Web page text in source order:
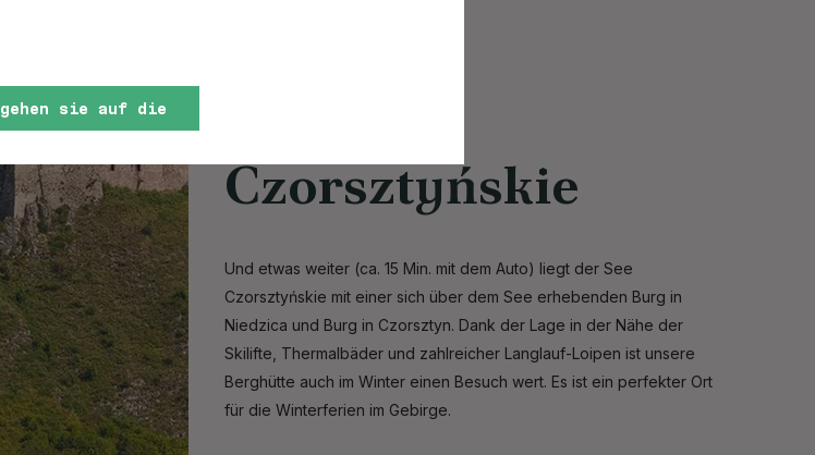
Czorsztyńskie
Und etwas weiter (ca. 15 Min. mit dem Auto) liegt der See
Czorsztyńskie mit einer sich über dem See erhebenden Burg in
Niedzica und Burg in Czorsztyn. Dank der Lage in der Nähe der
Skilifte, Thermalbäder und zahlreicher Langlauf-Loipen ist unsere
Berghütte auch im Winter einen Besuch wert. Es ist ein perfekter Ort
für die Winterferien im Gebirge.
gehen sie auf die